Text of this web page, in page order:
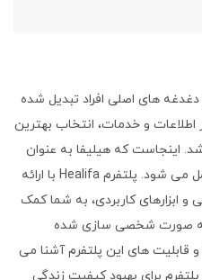
های اصلی افراد تبدیل شده
و خدمات، انتخاب بهترین
اینجاست که هیلیفا به عنوان
یک پلتفرم هوشمند و جامع، وارد عمل می شود. پلتفرم Healifa با ارائه
ابزارهای کاربردی، به شما کمک
به صورت شخصی سازی شده
و قابلیت های این پلتفرم آشنا می
برای بهبود کیفیت زندگی